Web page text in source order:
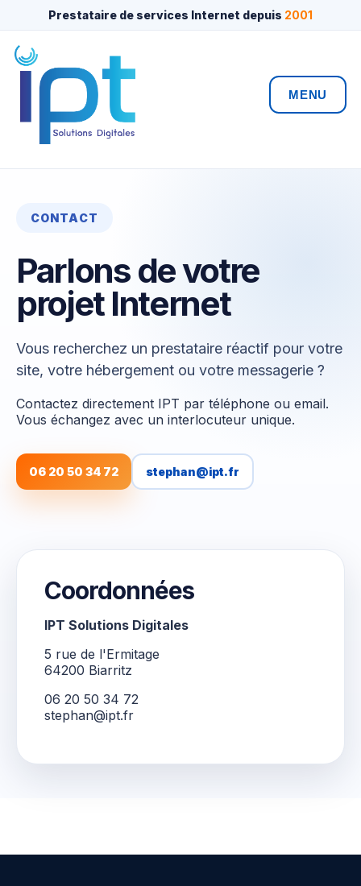
Prestataire de services Internet depuis 2001
MENU
CONTACT
Parlons de votre
projet Internet
Vous recherchez un prestataire réactif pour votre
site, votre hébergement ou votre messagerie ?
Contactez directement IPT par téléphone ou email.
Vous échangez avec un interlocuteur unique.
06 20 50 34 72 stephan@ipt.fr
Coordonnées
IPT Solutions Digitales
5 rue de l'Ermitage
64200 Biarritz
06 20 50 34 72
stephan@ipt.fr